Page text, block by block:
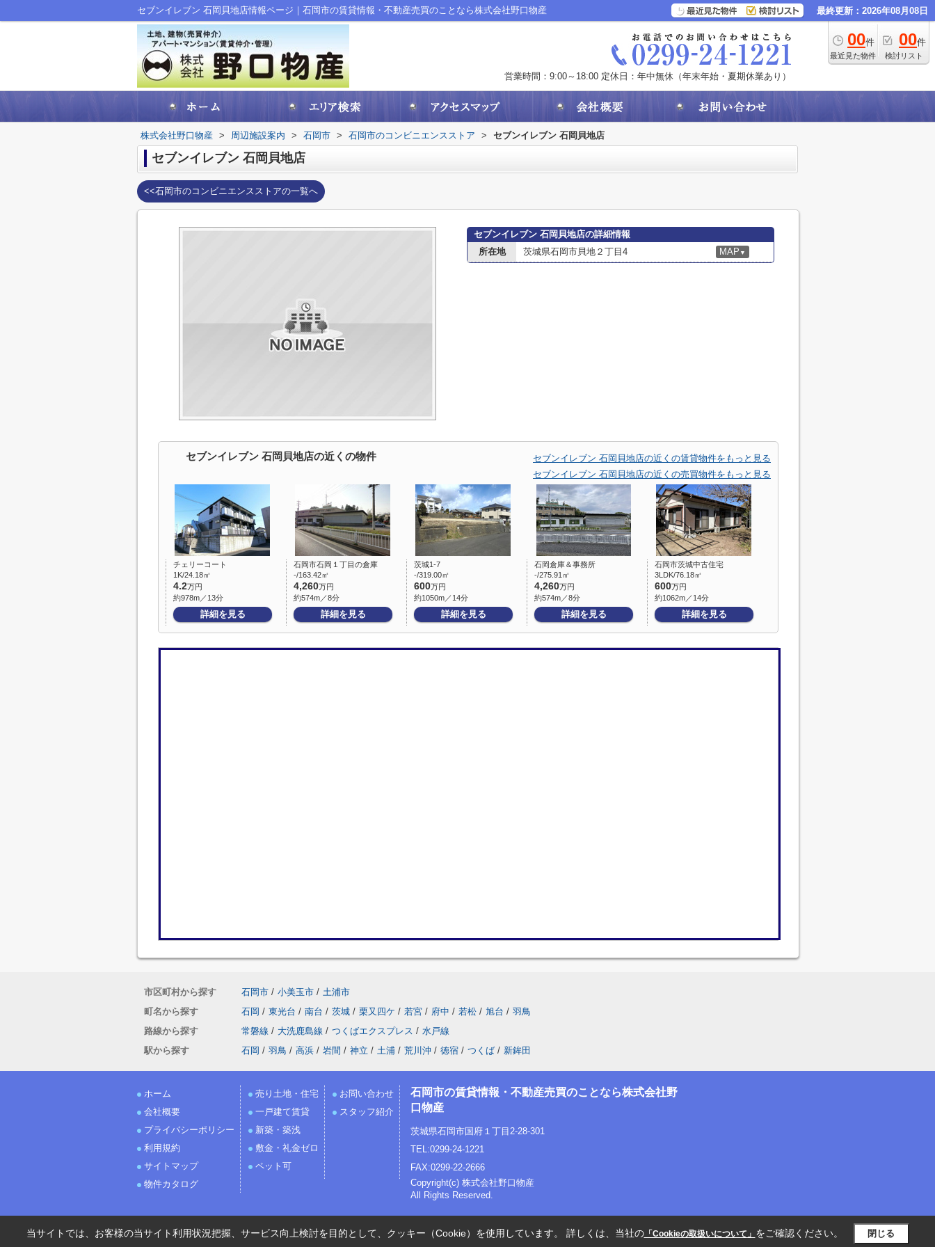
セブンイレブン 石岡貝地店情報ページ｜石岡市の賃貸情報・不動産売買のことなら株式会社野口物産 最終更新：2026年08月08日
00件
最近見た物件
00件
検討リスト
営業時間：9:00～18:00 定休日：年中無休（年末年始・夏期休業あり）
株式会社野口物産 > 周辺施設案内 > 石岡市 > 石岡市のコンビニエンスストア > セブンイレブン 石岡貝地店
セブンイレブン 石岡貝地店
<<石岡市のコンビニエンスストアの一覧へ
セブンイレブン 石岡貝地店の詳細情報
所在地
茨城県石岡市貝地２丁目4 MAP ▼
セブンイレブン 石岡貝地店の近くの物件
セブンイレブン 石岡貝地店の近くの賃貸物件をもっと見る
セブンイレブン 石岡貝地店の近くの売買物件をもっと見る
チェリーコート
1K/24.18㎡
4.2万円
約978m／13分
詳細を見る
石岡市石岡１丁目の倉庫
-/163.42㎡
4,260万円
約574m／8分
詳細を見る
茨城1-7
-/319.00㎡
600万円
約1050m／14分
詳細を見る
石岡倉庫＆事務所
-/275.91㎡
4,260万円
約574m／8分
詳細を見る
石岡市茨城中古住宅
3LDK/76.18㎡
600万円
約1062m／14分
詳細を見る
市区町村から探す 石岡市 / 小美玉市 / 土浦市
町名から探す
石岡 / 東光台 / 南台 / 茨城 / 栗又四ケ / 若宮 / 府中 / 若松 / 旭台 / 羽鳥
路線から探す
常磐線 / 大洗鹿島線 / つくばエクスプレス / 水戸線
駅から探す
石岡 / 羽鳥 / 高浜 / 岩間 / 神立 / 土浦 / 荒川沖 / 徳宿 / つくば / 新鉾田
ホーム
会社概要
プライバシーポリシー
利用規約
サイトマップ
物件カタログ
売り土地・住宅
一戸建て賃貸
新築・築浅
敷金・礼金ゼロ
ペット可
お問い合わせ
スタッフ紹介
石岡市の賃貸情報・不動産売買のことなら株式会社野
口物産
茨城県石岡市国府１丁目2-28-301
TEL:0299-24-1221
FAX:0299-22-2666
Copyright(c) 株式会社野口物産
All Rights Reserved.
当サイトでは、お客様の当サイト利用状況把握、サービス向上検討を目的として、クッキー（Cookie）を使用しています。 詳しくは、当社の「Cookieの取扱いについて」 をご確認ください。 閉じる